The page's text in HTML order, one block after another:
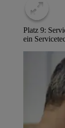
Platz 9:
ein